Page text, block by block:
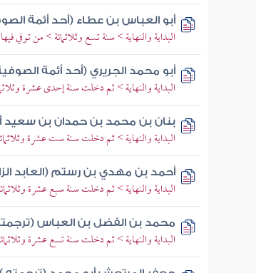
أبو العباس بن عطاء (أحد أئمة
البداية والنهاية > سنة تسع وثلاثمائة > من توفي
أبو محمد الجريري (أحد أئمة
البداية والنهاية > ثم دخلت سنة إحدى عشرة
بنان بن محمد بن حمدان بن سعيد
البداية والنهاية > ثم دخلت سنة ست عشرة
أحمد بن مهدي بن رستم (العابد
البداية والنهاية > ثم دخلت سنة سبع عشرة
محمد بن الفضل بن العباس
البداية والنهاية > ثم دخلت سنة تسع عشرة